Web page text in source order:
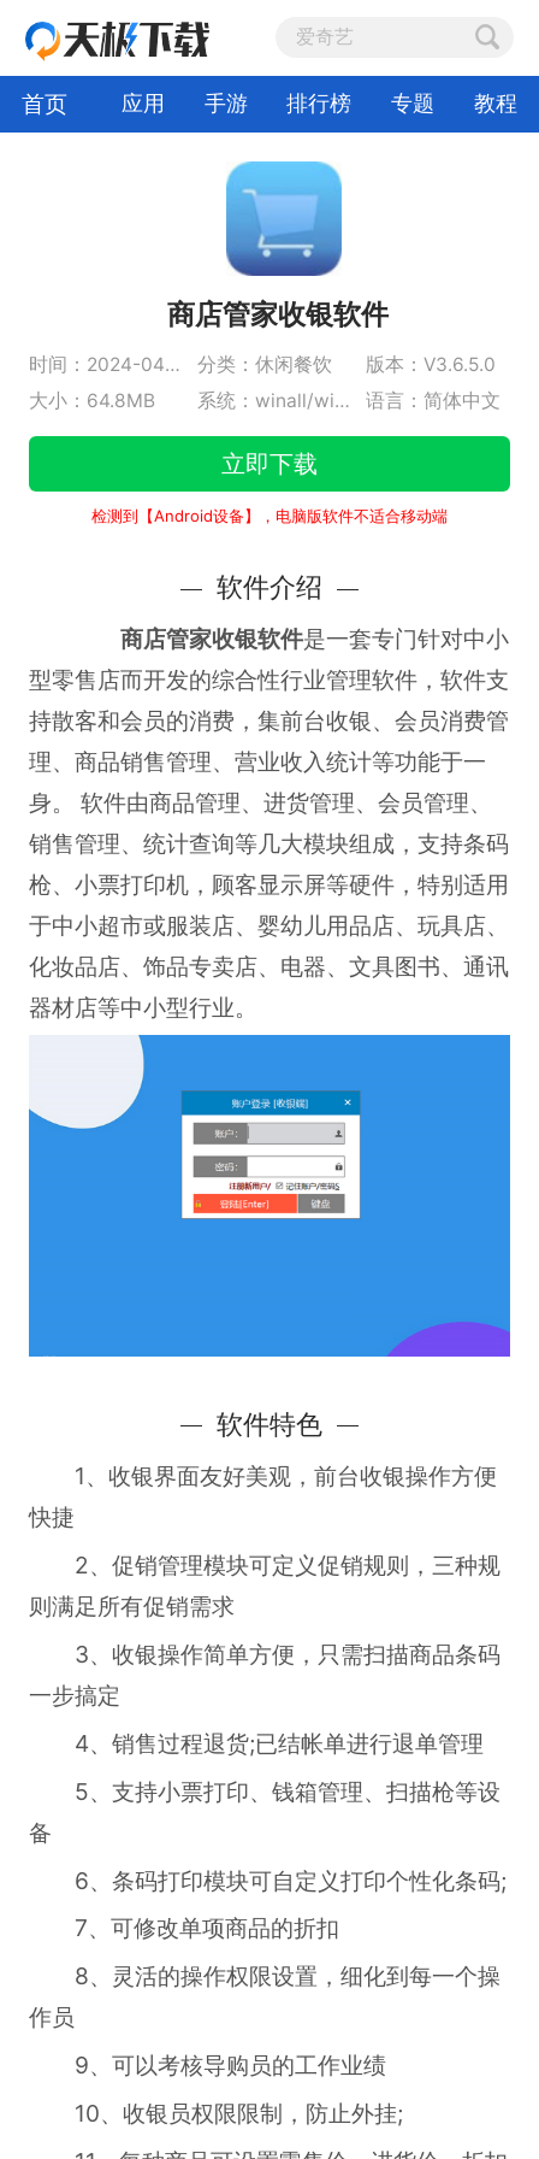
首页 应用 手游 排行榜 专题 教程
商店管家收银软件
时间：2024-04-08 分类：休闲餐饮
版本：V3.6.5.0
大小：64.8MB
系统：winall/win7/win10/win11 语言：简体中文
立即下载
检测到【Android设备】，电脑版软件不适合移动端
软件介绍
商店管家收银软件是一套专门针对中小
型零售店而开发的综合性行业管理软件，软件支
持散客和会员的消费，集前台收银、会员消费管
理、商品销售管理、营业收入统计等功能于一
身。 软件由商品管理、进货管理、会员管理、
销售管理、统计查询等几大模块组成，支持条码
枪、小票打印机，顾客显示屏等硬件，特别适用
于中小超市或服装店、婴幼儿用品店、玩具店、
化妆品店、饰品专卖店、电器、文具图书、通讯
器材店等中小型行业。
软件特色
1、收银界面友好美观，前台收银操作方便
快捷
2、促销管理模块可定义促销规则，三种规
则满足所有促销需求
3、收银操作简单方便，只需扫描商品条码
一步搞定
4、销售过程退货;已结帐单进行退单管理
5、支持小票打印、钱箱管理、扫描枪等设
备
6、条码打印模块可自定义打印个性化条码;
7、可修改单项商品的折扣
8、灵活的操作权限设置，细化到每一个操
作员
9、可以考核导购员的工作业绩
10、收银员权限限制，防止外挂;